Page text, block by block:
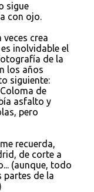
sigue
con ojo.
crea
inolvidable el
de la
los años
siguiente:
de
asfalto y
pero
recuerda,
de corte a
(aunque, todo
partes de la